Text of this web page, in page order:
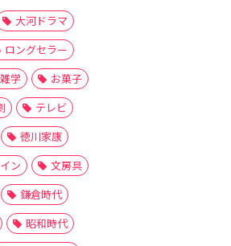
大河ドラマ
ロングセラー
雑学
お菓子
テレビ
徳川家康
ン
文房具
鎌倉時代
昭和時代